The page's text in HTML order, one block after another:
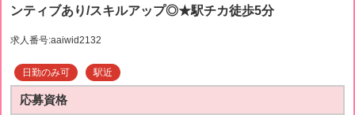
ンティブあり/スキルアップ◎★駅チカ徒歩5分
求人番号:aaiwid2132
日勤のみ可 駅近
応募資格